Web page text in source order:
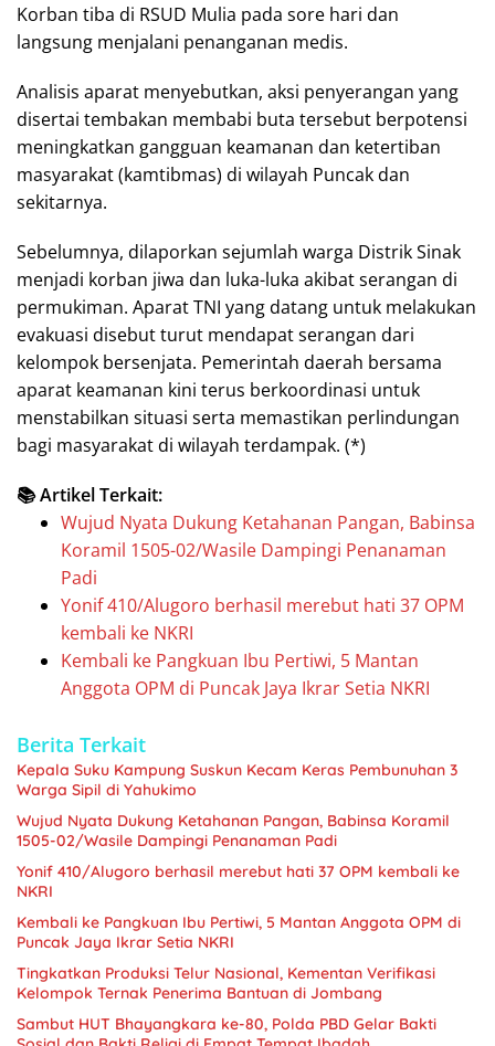
Korban tiba di RSUD Mulia pada sore hari dan
langsung menjalani penanganan medis.
Analisis aparat menyebutkan, aksi penyerangan yang
disertai tembakan membabi buta tersebut berpotensi
meningkatkan gangguan keamanan dan ketertiban
masyarakat (kamtibmas) di wilayah Puncak dan
sekitarnya.
Sebelumnya, dilaporkan sejumlah warga Distrik Sinak
menjadi korban jiwa dan luka-luka akibat serangan di
permukiman. Aparat TNI yang datang untuk melakukan
evakuasi disebut turut mendapat serangan dari
kelompok bersenjata. Pemerintah daerah bersama
aparat keamanan kini terus berkoordinasi untuk
menstabilkan situasi serta memastikan perlindungan
bagi masyarakat di wilayah terdampak. (*)
📚 Artikel Terkait:
Wujud Nyata Dukung Ketahanan Pangan, Babinsa
Koramil 1505-02/Wasile Dampingi Penanaman
Padi
Yonif 410/Alugoro berhasil merebut hati 37 OPM
kembali ke NKRI
Kembali ke Pangkuan Ibu Pertiwi, 5 Mantan
Anggota OPM di Puncak Jaya Ikrar Setia NKRI
Berita Terkait
Kepala Suku Kampung Suskun Kecam Keras Pembunuhan 3
Warga Sipil di Yahukimo
Wujud Nyata Dukung Ketahanan Pangan, Babinsa Koramil
1505-02/Wasile Dampingi Penanaman Padi
Yonif 410/Alugoro berhasil merebut hati 37 OPM kembali ke
NKRI
Kembali ke Pangkuan Ibu Pertiwi, 5 Mantan Anggota OPM di
Puncak Jaya Ikrar Setia NKRI
Tingkatkan Produksi Telur Nasional, Kementan Verifikasi
Kelompok Ternak Penerima Bantuan di Jombang
Sambut HUT Bhayangkara ke-80, Polda PBD Gelar Bakti